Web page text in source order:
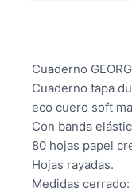
Cuaderno
Cuaderno tapa
eco cuero soft
Con banda
80 hojas papel
Hojas rayadas.
Medidas cerrado: